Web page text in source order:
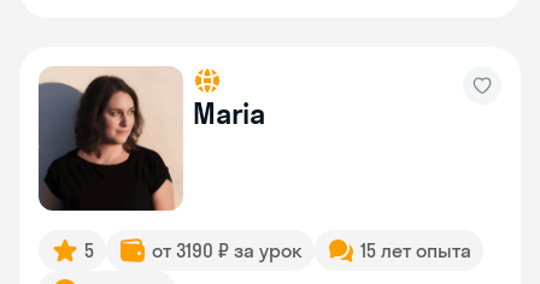
Maria
5 от 3190 ₽ за урок
15 лет опыта